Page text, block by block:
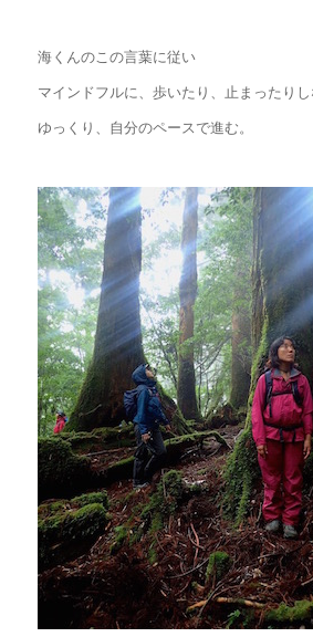
海くんのこの言葉に従い
マインドフルに、歩いたり、止まったりし
ゆっくり、自分のペースで進む。